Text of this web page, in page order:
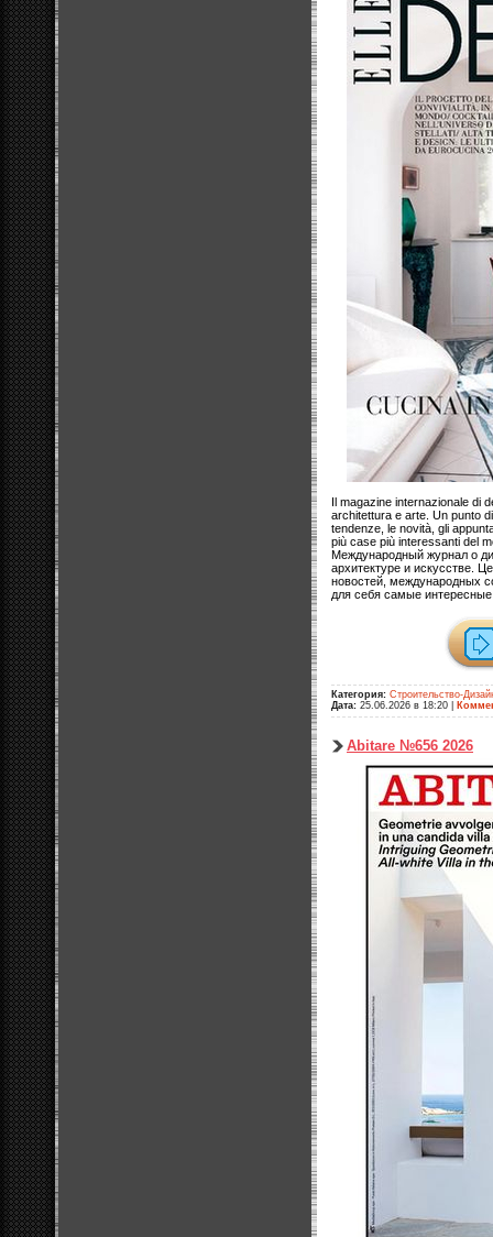
Il magazine internazionale di
architettura e arte. Un punto
tendenze, le novità, gli
più case più interessanti del
Международный журнал о
архитектуре и искусстве.
новостей, международных
для себя самые
Категория: Строительство-
Дата: 25.06.2026 в 18:20
Abitare №656 2026